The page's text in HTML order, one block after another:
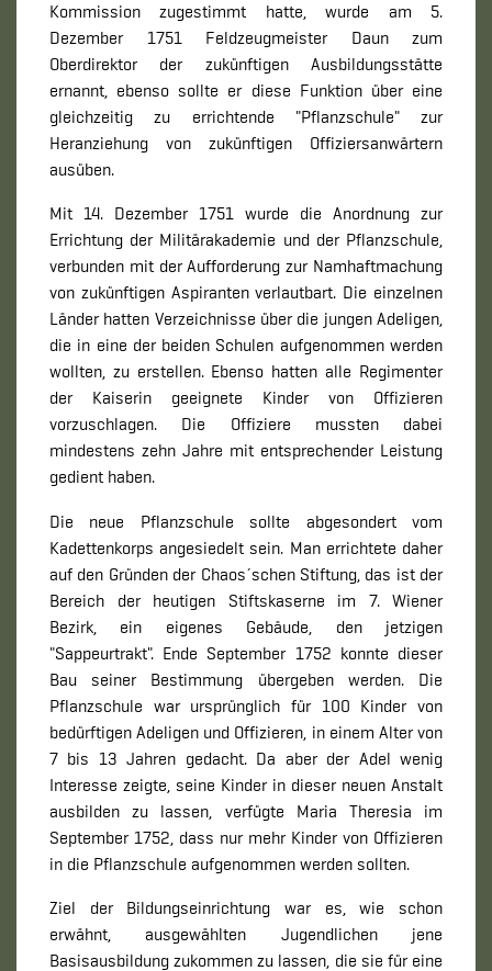
Kommission zugestimmt hatte, wurde am 5.
Dezember 1751 Feldzeugmeister Daun zum
Oberdirektor der zukünftigen Ausbildungsstätte
ernannt, ebenso sollte er diese Funktion über eine
gleichzeitig zu errichtende "Pflanzschule" zur
Heranziehung von zukünftigen Offiziersanwärtern
ausüben.
Mit 14. Dezember 1751 wurde die Anordnung zur
Errichtung der Militärakademie und der Pflanzschule,
verbunden mit der Aufforderung zur Namhaftmachung
von zukünftigen Aspiranten verlautbart. Die einzelnen
Länder hatten Verzeichnisse über die jungen Adeligen,
die in eine der beiden Schulen aufgenommen werden
wollten, zu erstellen. Ebenso hatten alle Regimenter
der Kaiserin geeignete Kinder von Offizieren
vorzuschlagen. Die Offiziere mussten dabei
mindestens zehn Jahre mit entsprechender Leistung
gedient haben.
Die neue Pflanzschule sollte abgesondert vom
Kadettenkorps angesiedelt sein. Man errichtete daher
auf den Gründen der Chaos´schen Stiftung, das ist der
Bereich der heutigen Stiftskaserne im 7. Wiener
Bezirk, ein eigenes Gebäude, den jetzigen
"Sappeurtrakt". Ende September 1752 konnte dieser
Bau seiner Bestimmung übergeben werden. Die
Pflanzschule war ursprünglich für 100 Kinder von
bedürftigen Adeligen und Offizieren, in einem Alter von
7 bis 13 Jahren gedacht. Da aber der Adel wenig
Interesse zeigte, seine Kinder in dieser neuen Anstalt
ausbilden zu lassen, verfügte Maria Theresia im
September 1752, dass nur mehr Kinder von Offizieren
in die Pflanzschule aufgenommen werden sollten.
Ziel der Bildungseinrichtung war es, wie schon
erwähnt, ausgewählten Jugendlichen jene
Basisausbildung zukommen zu lassen, die sie für eine